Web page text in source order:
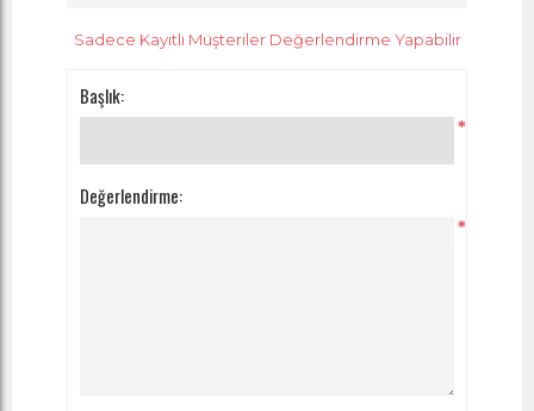
Sadece Kayıtlı Müşteriler Değerlendirme Yapabilir
Başlık:
*
Değerlendirme:
*